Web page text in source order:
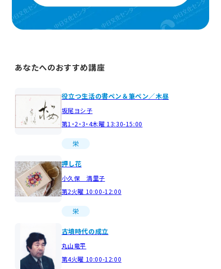
あなたへのおすすめ講座
役立つ生活の書ペン＆筆ぺン／木昼
坂尾ヨシ子
第1・2・3・4木曜 13:30-15:00
栄
押し花
小久保 満里子
第2火曜 10:00-12:00
栄
古墳時代の成立
丸山竜平
第4火曜 10:00-12:00